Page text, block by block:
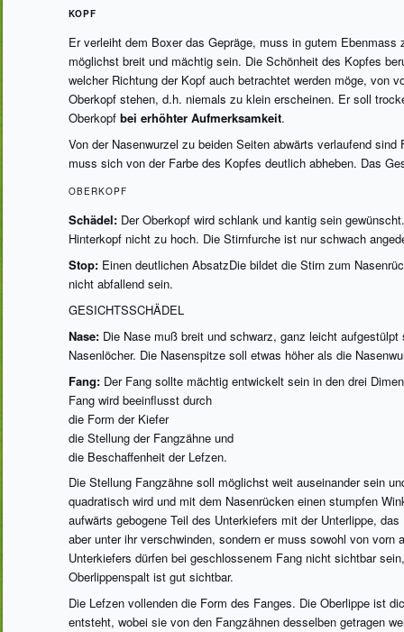
KOPF
Er verleiht dem Boxer das Gepräge, muss in gutem
möglichst breit und mächtig sein. Die Schönheit des Kopfes
welcher Richtung der Kopf auch betrachtet werden möge, von
Oberkopf stehen, d.h. niemals zu klein erscheinen. Er soll
Oberkopfbei erhöhter Aufmerksamkeit.
Von der Nasenwurzel zu beiden Seiten abwärts verlaufend
muss sich von der Farbe des Kopfes deutlich abheben. Das
OBERKOPF
Schädel: Der Oberkopf wird schlank und kantig sein
Hinterkopf nicht zu hoch. Die Stirnfurche ist nur schwach
Stop: Einen deutlichen AbsatzDie bildet die Stirn zum
nicht abfallend sein.
GESICHTSSCHÄDEL
Nase: Die Nase muß breit und schwarz, ganz leicht aufgestülpt
Nasenlöcher. Die Nasenspitze soll etwas höher als die
Fang: Der Fang sollte mächtig entwickelt sein in den drei
Fang wird beeinflusst durch
die Form der Kiefer
die Stellung der Fangzähne und
die Beschaffenheit der Lefzen.
Die Stellung Fangzähne soll möglichst weit auseinander sein
quadratisch wird und mit dem Nasenrücken einen stumpfen
aufwärts gebogene Teil des Unterkiefers mit der Unterlippe,
aber unter ihr verschwinden, sondern er muss sowohl von
Unterkiefers dürfen bei geschlossenem Fang nicht sichtbar
Oberlippenspalt ist gut sichtbar.
Die Lefzen vollenden die Form des Fanges. Die Oberlippe ist
entsteht, wobei sie von den Fangzähnen desselben getragen